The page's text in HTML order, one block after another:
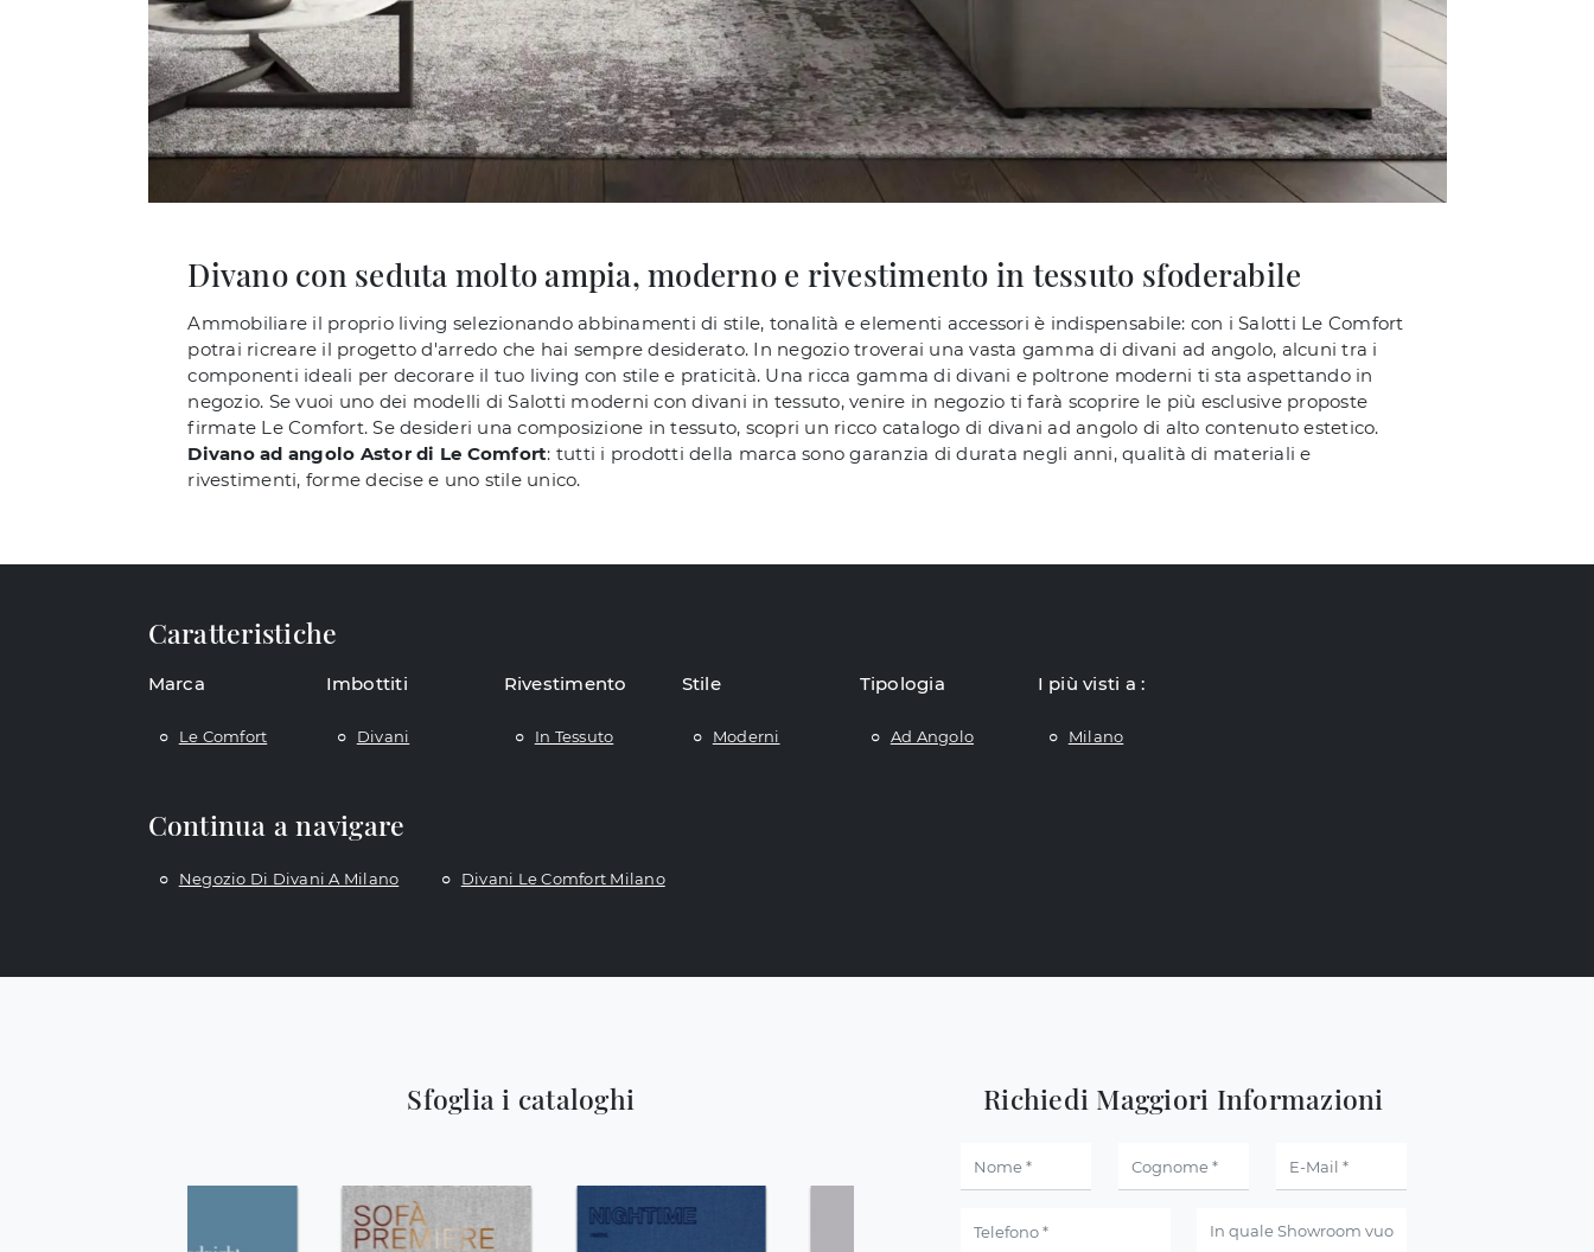
Divano con seduta molto ampia, moderno e rivestimento in tessuto sfoderabile
Ammobiliare il proprio living selezionando abbinamenti di stile, tonalità e elementi accessori è indispensabile: con i Salotti Le Comfort
potrai ricreare il progetto d'arredo che hai sempre desiderato. In negozio troverai una vasta gamma di divani ad angolo, alcuni tra i
componenti ideali per decorare il tuo living con stile e praticità. Una ricca gamma di divani e poltrone moderni ti sta aspettando in
negozio. Se vuoi uno dei modelli di Salotti moderni con divani in tessuto, venire in negozio ti farà scoprire le più esclusive proposte
firmate Le Comfort. Se desideri una composizione in tessuto, scopri un ricco catalogo di divani ad angolo di alto contenuto estetico.
Divano ad angolo Astor di Le Comfort: tutti i prodotti della marca sono garanzia di durata negli anni, qualità di materiali e
rivestimenti, forme decise e uno stile unico.
Caratteristiche
Marca
Le Comfort
Imbottiti
Divani
Rivestimento
In Tessuto
Stile
Moderni
Tipologia
Ad Angolo
I più visti a :
Milano
Continua a navigare
Negozio Di Divani A Milano Divani Le Comfort Milano
Sfoglia i cataloghi Richiedi Maggiori Informazioni